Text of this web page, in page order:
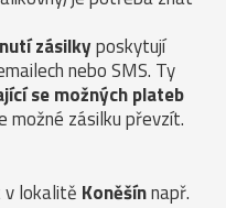
zásilkyposkytují
nebo SMS. Ty
se možných plateb
možné zásilku převzít.
v lokalitě Koněšínnapř.